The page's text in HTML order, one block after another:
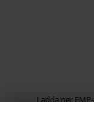
Ladda ner